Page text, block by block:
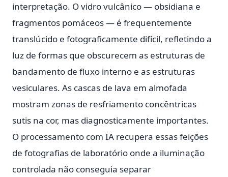
interpretação. O vidro vulcânico — obsidiana e
fragmentos pomáceos — é frequentemente
translúcido e fotograficamente difícil, refletindo a
luz de formas que obscurecem as estruturas de
bandamento de fluxo interno e as estruturas
vesiculares. As cascas de lava em almofada
mostram zonas de resfriamento concêntricas
sutis na cor, mas diagnosticamente importantes.
O processamento com IA recupera essas feições
de fotografias de laboratório onde a iluminação
controlada não conseguia separar